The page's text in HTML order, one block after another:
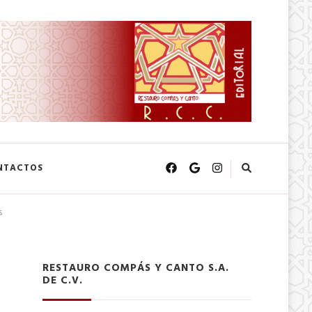
RESTAURO COMPÁS Y CANTO S.A.
DE C.V.